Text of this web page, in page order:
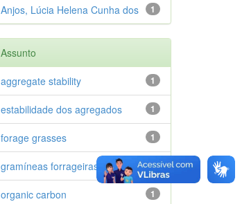
1
Anjos, Lúcia Helena Cunha dos
Assunto
1
aggregate stability
1
estabilidade dos agregados
1
forage grasses
1
gramíneas forrageiras
1
organic carbon